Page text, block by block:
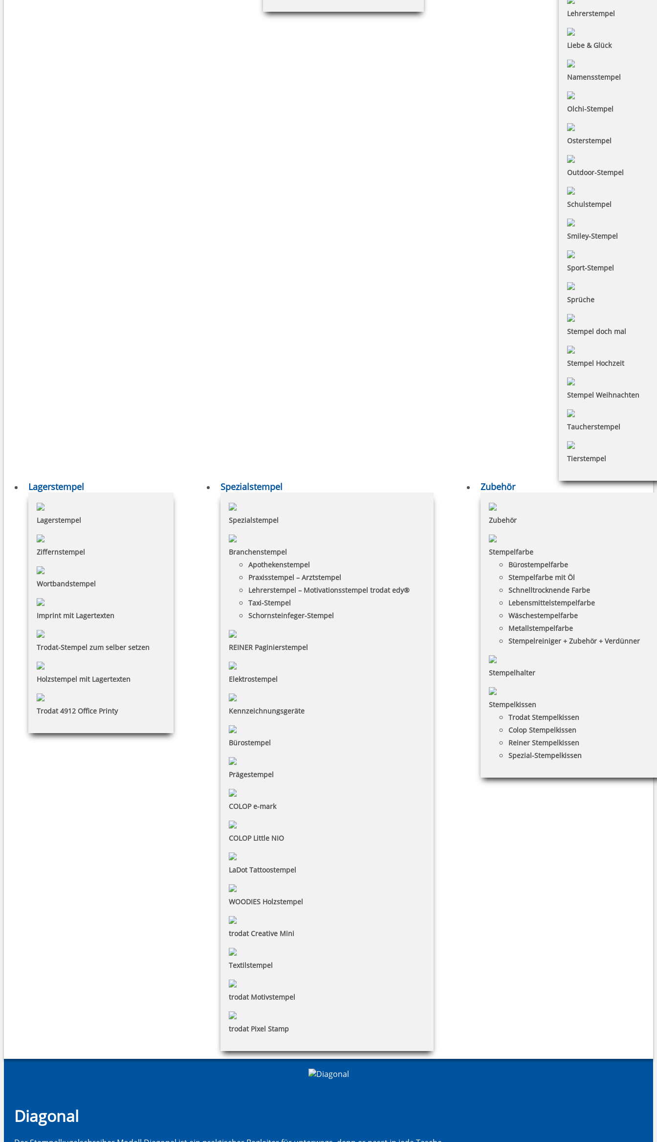
Lehrerstempel
Liebe & Glück
Namensstempel
Olchi-Stempel
Osterstempel
Outdoor-Stempel
Schulstempel
Smiley-Stempel
Sport-Stempel
Sprüche
Stempel doch mal
Stempel Hochzeit
Stempel Weihnachten
Taucherstempel
Tierstempel
Lagerstempel
Lagerstempel
Ziffernstempel
Wortbandstempel
Imprint mit Lagertexten
Trodat-Stempel zum selber setzen
Holzstempel mit Lagertexten
Trodat 4912 Office Printy
Spezialstempel
Spezialstempel
Branchenstempel
Apothekenstempel
Praxisstempel – Arztstempel
Lehrerstempel – Motivationsstempel trodat edy®
Taxi-Stempel
Schornsteinfeger-Stempel
REINER Paginierstempel
Elektrostempel
Kennzeichnungsgeräte
Bürostempel
Prägestempel
COLOP e-mark
COLOP Little NIO
LaDot Tattoostempel
WOODIES Holzstempel
trodat Creative Mini
Textilstempel
trodat Motivstempel
trodat Pixel Stamp
Zubehör
Zubehör
Stempelfarbe
Bürostempelfarbe
Stempelfarbe mit Öl
Schnelltrocknende Farbe
Lebensmittelstempelfarbe
Wäschestempelfarbe
Metallstempelfarbe
Stempelreiniger + Zubehör + Verdünner
Stempelhalter
Stempelkissen
Trodat Stempelkissen
Colop Stempelkissen
Reiner Stempelkissen
Spezial-Stempelkissen
Diagonal